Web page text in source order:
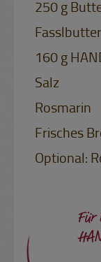
250 g
Fasslbutter
160 g
Salz
Rosmarin
Frisches
Optional: